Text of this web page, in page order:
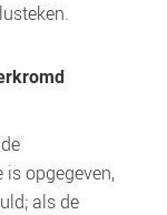
opgegeven,
als de